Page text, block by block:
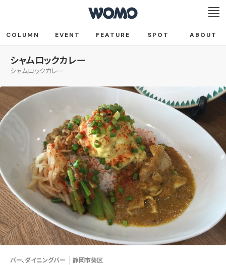
COLUMN EVENT FEATURE SPOT ABOUT
シャムロックカレー
シャムロックカレー
バー、ダイニングバー 静岡市葵区